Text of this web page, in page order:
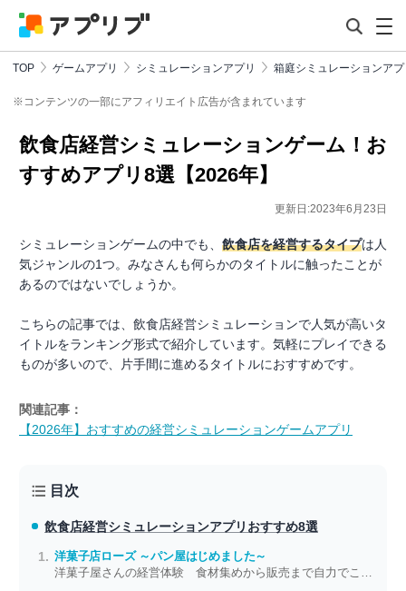
TOP ゲームアプリ シミュレーションアプリ 箱庭シミュレーションア
※コンテンツの一部にアフィリエイト広告が含まれています
飲食店経営シミュレーションゲーム！お
すすめアプリ8選【2026年】
更新日:2023年6月23日
シミュレーションゲームの中でも、 飲食店を経営するタイプは人
気ジャンルの1つ。みなさんも何らかのタイトルに触ったことが
あるのではないでしょうか。
こちらの記事では、飲食店経営シミュレーションで人気が高いタ
イトルをランキング形式で紹介しています。気軽にプレイできる
ものが多いので、片手間に進めるタイトルにおすすめです。
関連記事：
【2026年】おすすめの経営シミュレーションゲームアプリ
目次
飲食店経営シミュレーションアプリ おすすめ8選
洋菓子店ローズ ～パン屋はじめました～
洋菓子屋さんの経営体験 食材集めから販売まで自力でこなすシミュレーション